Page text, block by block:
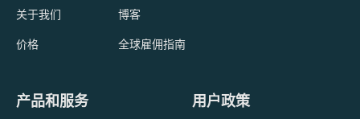
关于我们
价格
博客
全球雇佣指南
产品和服务 用户政策